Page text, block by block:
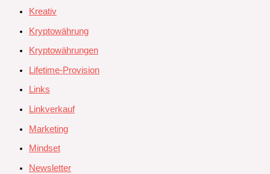
Kreativ
Kryptowährung
Kryptowährungen
Lifetime-Provision
Links
Linkverkauf
Marketing
Mindset
Newsletter